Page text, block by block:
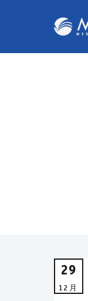
29
12月